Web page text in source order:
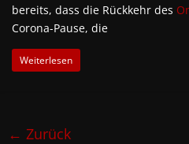
bereits, dass die Rückkehr des
Corona-Pause, die
Weiterlesen
← Zurück